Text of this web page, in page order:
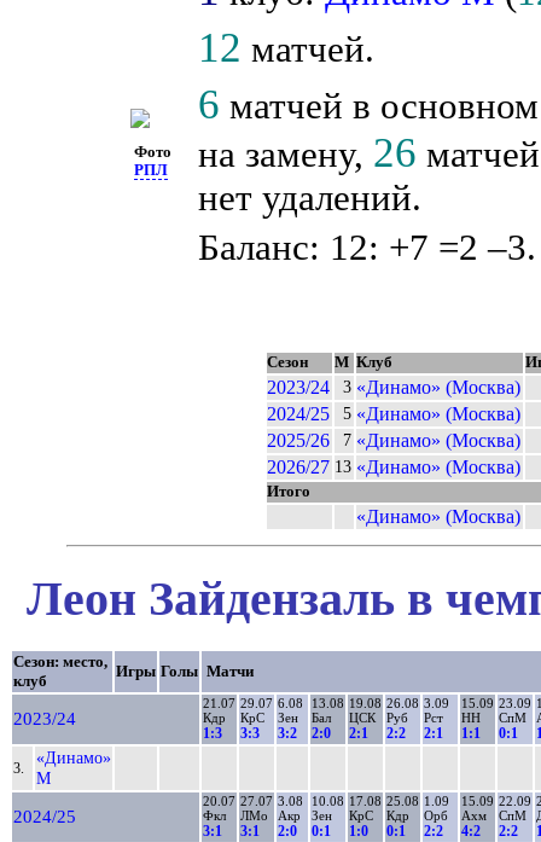
Фото
РПЛ
12 матчей.
6 матчей в
на замену, 26
нет удалений.
Баланс: 12: +7 =2 –3.
Сезон М Клуб
2023/24 3 «Динамо» (Москва)
2024/25
5 «Динамо» (Москва)
2025/26
7 «Динамо» (Москва)
2026/27 13 «Динамо» (Москва)
Итого
«Динамо» (Москва)
Леон Зайдензаль в
Сезон: место,
клуб
Игры Голы Матчи
2023/24
21.07
Кдр
1:3
29.07
КрС
3:3
6.08
Зен
3:2
13.08
Бал
2:0
19.08
ЦСК
2:1
26.08
Руб
2:2
3.09
Рст
2:1
15.09
НН
1:1
23.09
СпМ
0:1
3.
«Динамо»
М
2024/25
20.07
Фкл
3:1
27.07
ЛМо
3:1
3.08
Акр
2:0
10.08
Зен
0:1
17.08
КрС
1:0
25.08
Кдр
0:1
1.09
Орб
2:2
15.09
Ахм
4:2
22.09
СпМ
2:2